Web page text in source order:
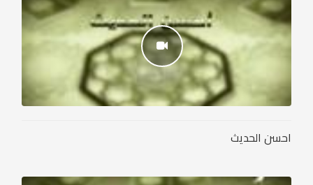
احسن الحديث